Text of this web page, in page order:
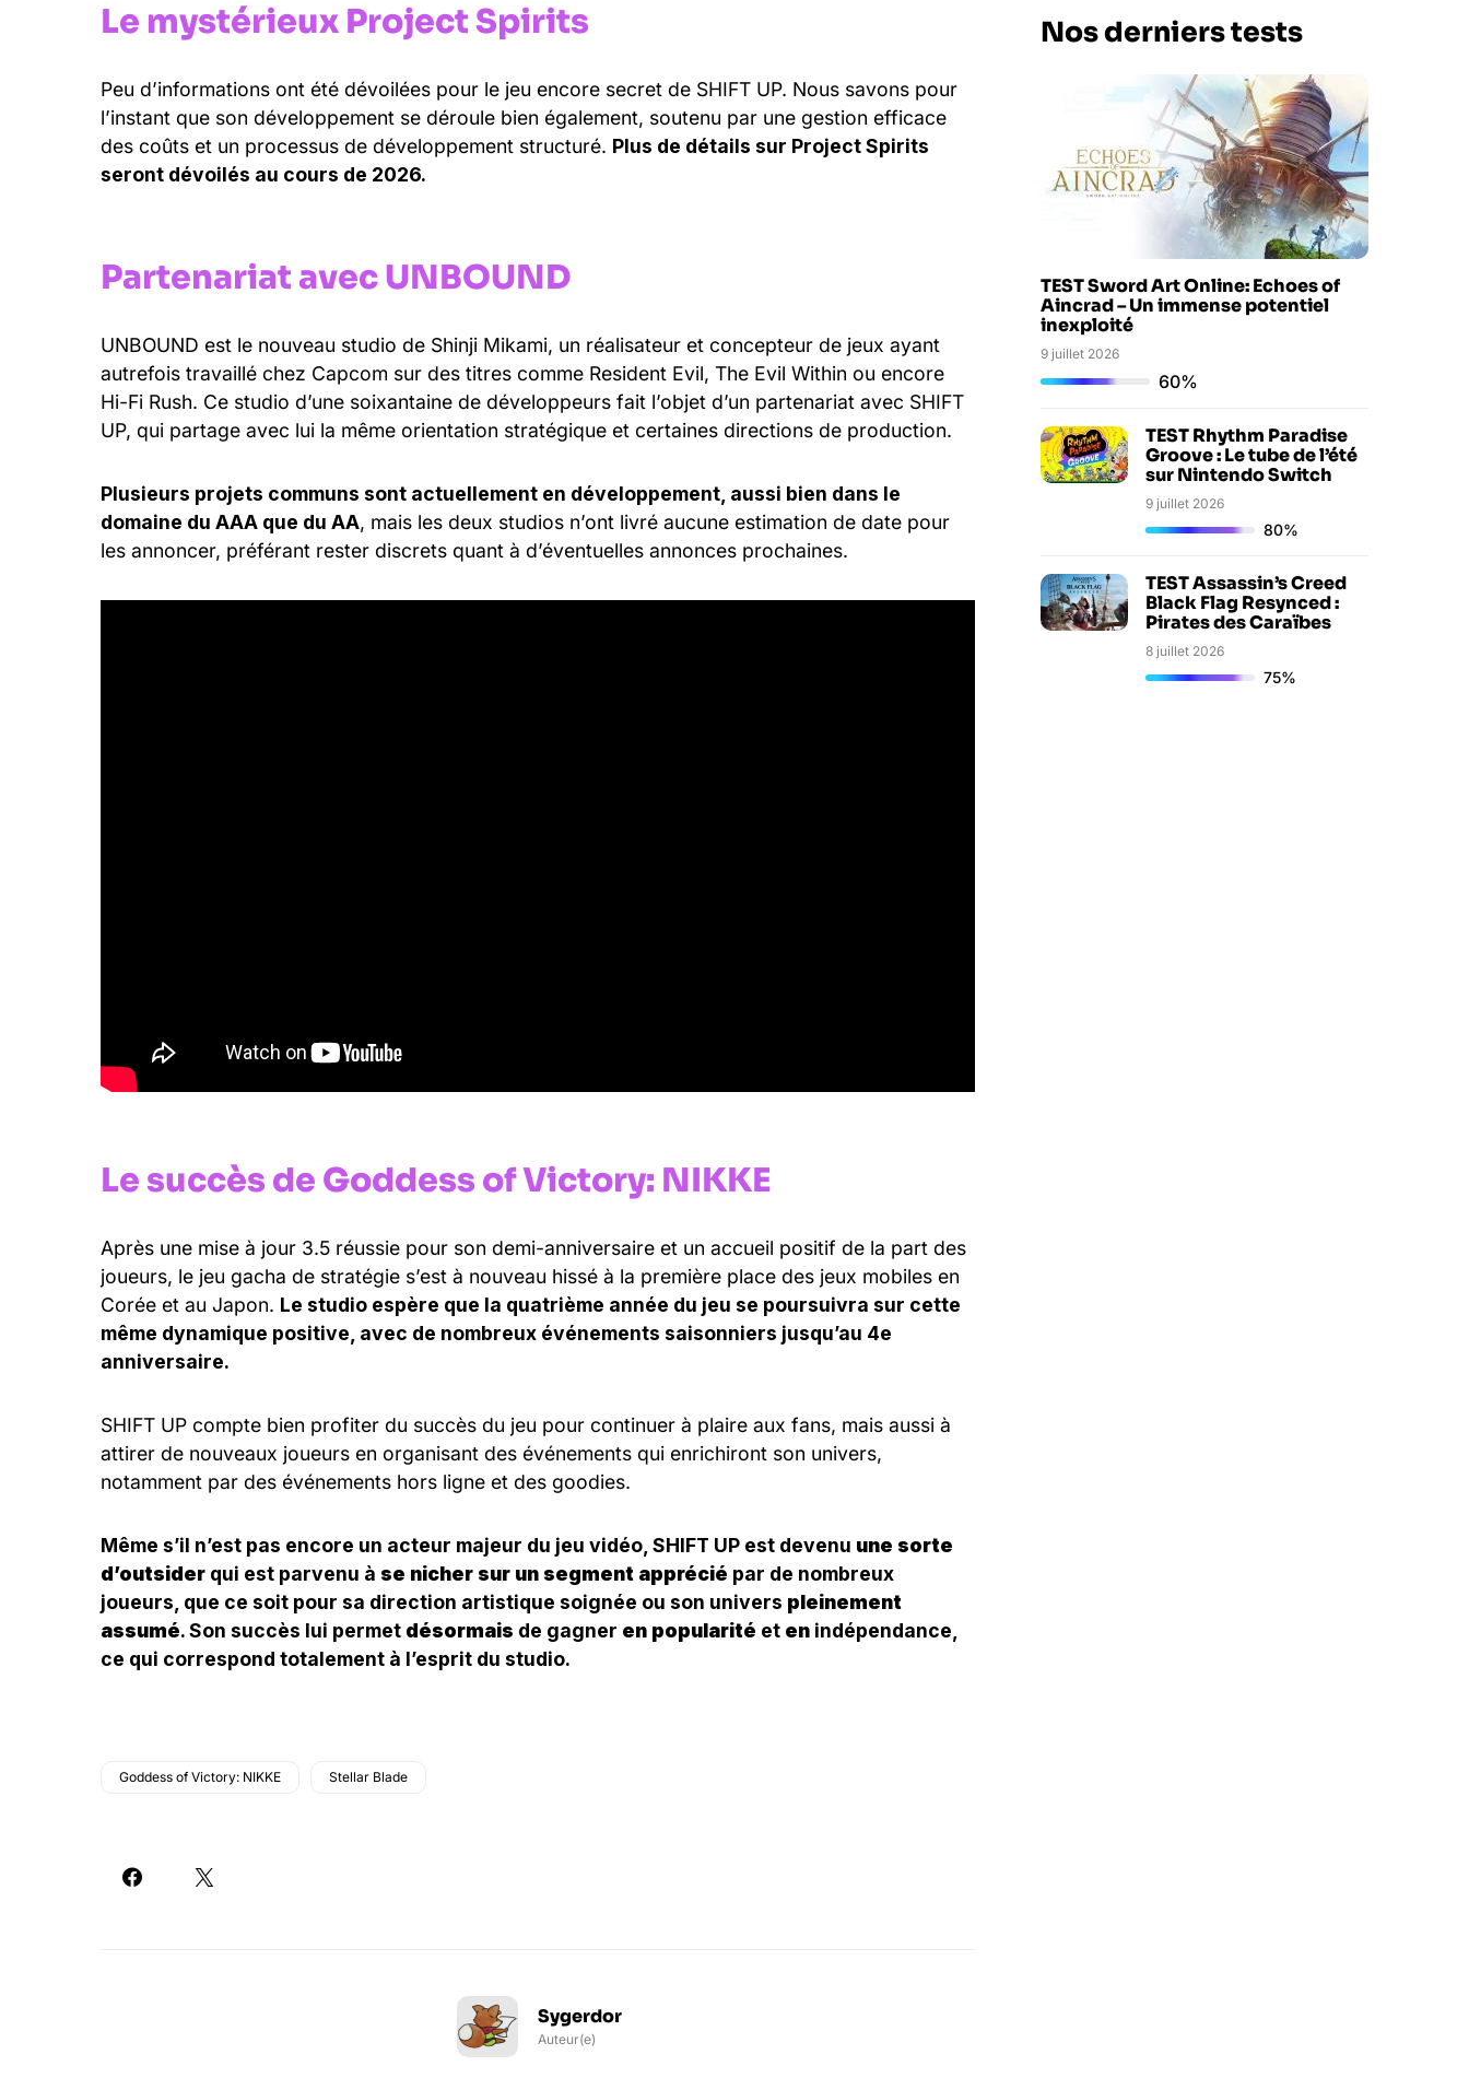
Le mystérieux Project Spirits
Peu d’informations ont été dévoilées pour le jeu encore secret de SHIFT UP. Nous savons pour
l’instant que son développement se déroule bien également, soutenu par une gestion efficace
des coûts et un processus de développement structuré. Plus de détails sur Project Spirits
seront dévoilés au cours de 2026.
Partenariat avec UNBOUND
UNBOUND est le nouveau studio de Shinji Mikami, un réalisateur et concepteur de jeux ayant
autrefois travaillé chez Capcom sur des titres comme Resident Evil, The Evil Within ou encore
Hi-Fi Rush. Ce studio d’une soixantaine de développeurs fait l’objet d’un partenariat avec SHIFT
UP, qui partage avec lui la même orientation stratégique et certaines directions de production.
Plusieurs projets communs sont actuellement en développement, aussi bien dans le
domaine du AAA que du AA, mais les deux studios n’ont livré aucune estimation de date pour
les annoncer, préférant rester discrets quant à d’éventuelles annonces prochaines.
Le succès de Goddess of Victory: NIKKE
Après une mise à jour 3.5 réussie pour son demi-anniversaire et un accueil positif de la part des
joueurs, le jeu gacha de stratégie s’est à nouveau hissé à la première place des jeux mobiles en
Corée et au Japon. Le studio espère que la quatrième année du jeu se poursuivra sur cette
même dynamique positive, avec de nombreux événements saisonniers jusqu’au 4e
anniversaire.
SHIFT UP compte bien profiter du succès du jeu pour continuer à plaire aux fans, mais aussi à
attirer de nouveaux joueurs en organisant des événements qui enrichiront son univers,
notamment par des événements hors ligne et des goodies.
Même s’il n’est pas encore un acteur majeur du jeu vidéo, SHIFT UP est devenu une sorte
d’outsider qui est parvenu à se nicher sur un segment apprécié par de nombreux
joueurs, que ce soit pour sa direction artistique soignée ou son univers pleinement
assumé. Son succès lui permet désormais de gagner en popularité et en indépendance,
ce qui correspond totalement à l’esprit du studio.
Goddess of Victory: NIKKE Stellar Blade
Sygerdor
Auteur(e)
Nos derniers tests
TEST Sword Art Online: Echoes of
Aincrad – Un immense potentiel
inexploité
9 juillet 2026
60%
TEST Rhythm Paradise
Groove : Le tube de l’été
sur Nintendo Switch
9 juillet 2026
80%
TEST Assassin’s Creed
Black Flag Resynced :
Pirates des Caraïbes
8 juillet 2026
75%